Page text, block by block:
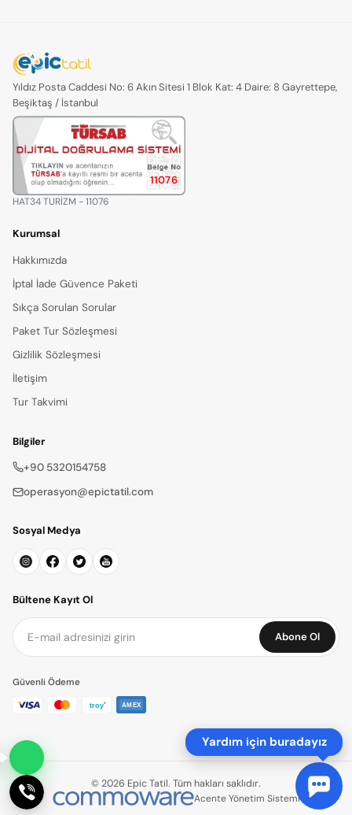
Yıldız Posta Caddesi No: 6 Akın Sitesi 1 Blok Kat: 4 Daire: 8 Gayrettepe,
Beşiktaş / İstanbul
11076
HAT34 TURİZM - 11076
Kurumsal
Hakkımızda
İptal İade Güvence Paketi
Sıkça Sorulan Sorular
Paket Tur Sözleşmesi
Gizlilik Sözleşmesi
İletişim
Tur Takvimi
Bilgiler
+90 5320154758
operasyon@epictatil.com
Sosyal Medya
Bültene Kayıt Ol
Abone Ol
Güvenli Ödeme
© 2026 Epic Tatil. Tüm hakları saklıdır.
Acente Yönetim Sistemi
Yardım için buradayız